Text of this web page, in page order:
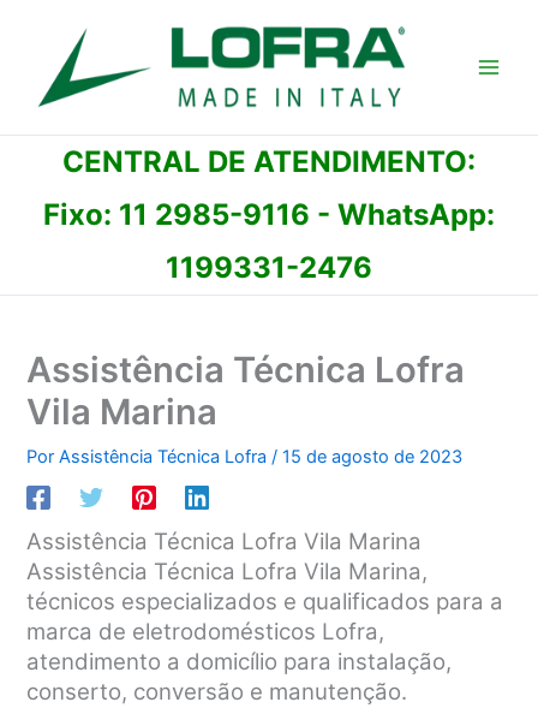
conteúdo
CENTRAL DE ATENDIMENTO:
Fixo: 11 2985-9116 - WhatsApp:
1199331-2476
Assistência Técnica Lofra
Vila Marina
PorAssistência Técnica Lofra/15 de agosto de 2023
Assistência Técnica Lofra Vila Marina
Assistência Técnica Lofra Vila Marina,
técnicos especializados e qualificados para a
marca de eletrodomésticos Lofra,
atendimento a domicílio para instalação,
conserto, conversão e manutenção.